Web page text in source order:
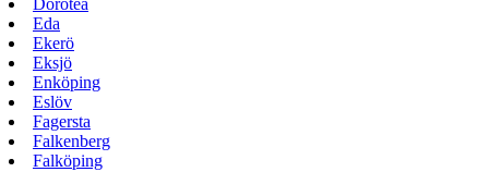
Dorotea
Eda
Ekerö
Eksjö
Enköping
Eslöv
Fagersta
Falkenberg
Falköping